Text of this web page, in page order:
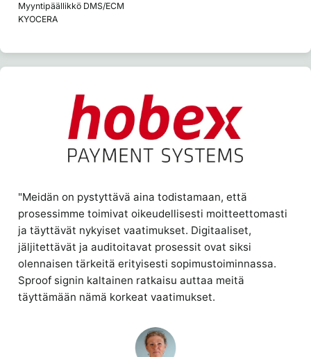
Myyntipäällikkö DMS/ECM
KYOCERA
"Meidän on pystyttävä aina todistamaan, että
prosessimme toimivat oikeudellisesti moitteettomasti
ja täyttävät nykyiset vaatimukset. Digitaaliset,
jäljitettävät ja auditoitavat prosessit ovat siksi
olennaisen tärkeitä erityisesti sopimustoiminnassa.
Sproof signin kaltainen ratkaisu auttaa meitä
täyttämään nämä korkeat vaatimukset.